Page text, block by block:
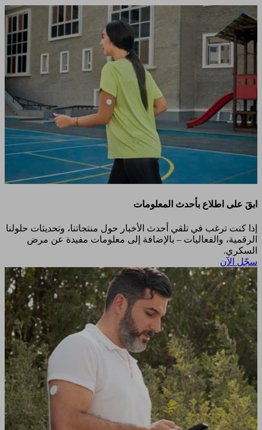
ابقَ على اطلاع بأحدث المعلومات
إذا كنت ترغب في تلقي أحدث الأخبار حول منتجاتنا، وتحديثات حلولنا
الرقمية، والفعاليات – بالإضافة إلى معلومات مفيدة عن مرض
السكري.​
سجّل الآن​